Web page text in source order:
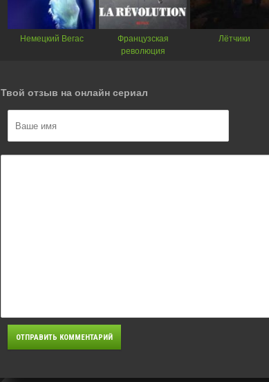
Немецкий Вегас
Французская
революция
Лётчики
Твой отзыв на онлайн сериал